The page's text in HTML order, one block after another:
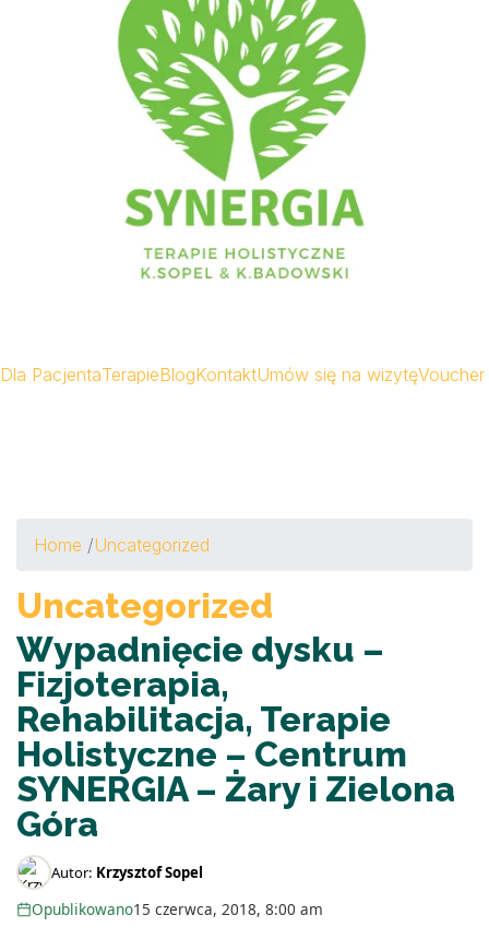
Dla PacjentaTerapieBlogKontaktUmów się na wizytęVoucher
Home /Uncategorized
Uncategorized
Wypadnięcie dysku –
Fizjoterapia,
Rehabilitacja, Terapie
Holistyczne – Centrum
SYNERGIA – Żary i Zielona
Góra
Autor: Krzysztof Sopel
Opublikowano15 czerwca, 2018, 8:00 am